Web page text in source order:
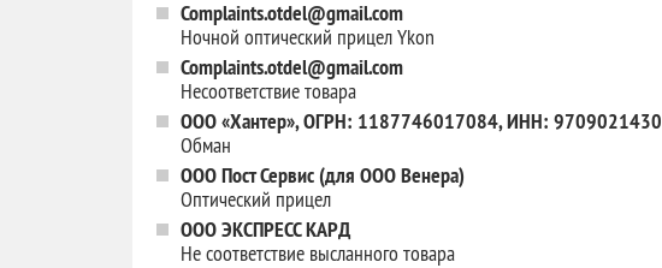
Complaints.otdel@gmail.com
Ночной оптический прицел Ykon
Complaints.otdel@gmail.com
Несоответствие товара
ООО «Хантер», ОГРН: 1187746017084, ИНН: 9709021430
Обман
ООО Пост Сервис (для ООО Венера)
Оптический прицел
ООО ЭКСПРЕСС КАРД
Не соответствие высланного товара